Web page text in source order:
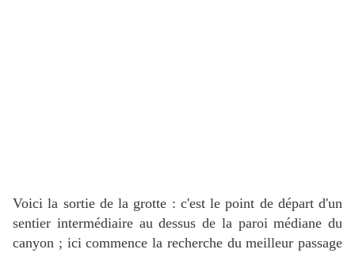
Voici la sortie de la grotte : c'est le point de départ d'un
sentier intermédiaire au dessus de la paroi médiane du
canyon ; ici commence la recherche du meilleur passage